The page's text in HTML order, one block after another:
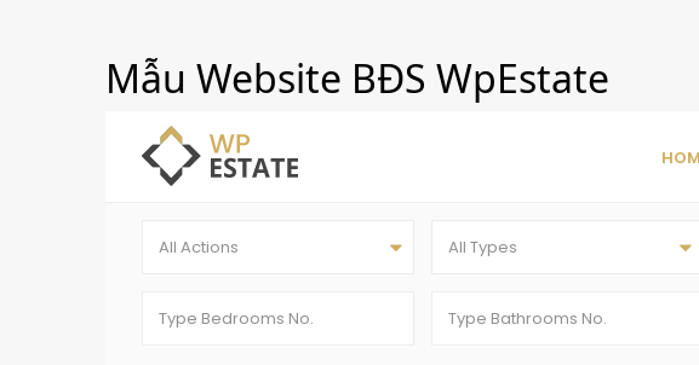
Mẫu Website BĐS WpEstate